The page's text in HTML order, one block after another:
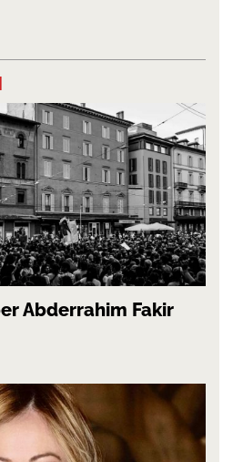
Abderrahim Fakir